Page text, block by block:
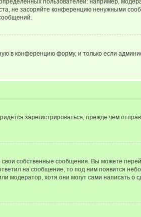
не засоряйте конференцию ненужными
в конференцию форму, и только если
зарегистрироваться, прежде чем
собственные сообщения. Вы можете
на сообщение, то под ним появится
модератор, хотя они могут сами написать о